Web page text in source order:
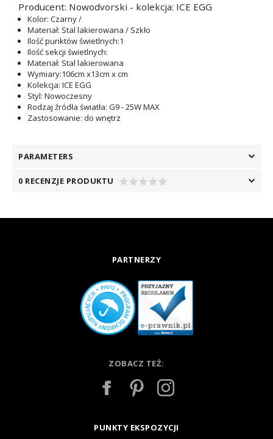
Producent: Nowodvorski - kolekcja: ICE EGG
Kolor: Czarny /
Materiał: Stal lakierowana / Szkło
Ilość punktów świetlnych:1
Ilość sekcji świetlnych:
Materiał: Stal lakierowana
Wymiary:106cm x13cm x cm
Kolekcja: ICE EGG
Styl: Nowoczesny
Rodzaj źródła światła: G9 - 25W MAX
Zastosowanie: do wnętrz
PARAMETERS
0 RECENZJE PRODUKTU
PARTNERZY
ZOBACZ TEŻ:
PUNKTY EKSPOZYCJI